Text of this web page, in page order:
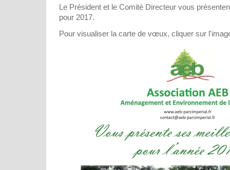
Le Président et le Comité Directeur vous
pour 2017.
Pour visualiser la carte de vœux, cliquer sur